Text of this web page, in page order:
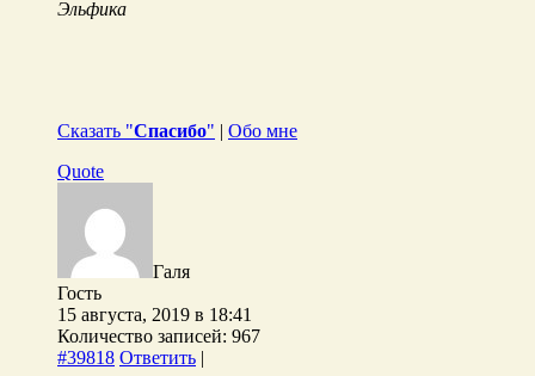
Эльфика
Сказать "Спасибо" | Обо мне
Quote
Галя
Гость
15 августа, 2019 в 18:41
Количество записей: 967
#39818 Ответить |